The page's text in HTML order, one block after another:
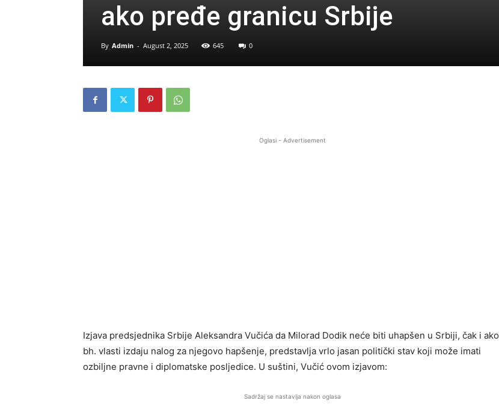
ako pređe granicu Srbije
By Admin - August 2, 2025 645 0
Oglasi - Advertisement
Izjava predsjednika Srbije Aleksandra Vučića da Milorad Dodik neće biti uhapšen u Srbiji, čak i ako
bh. vlasti izdaju nalog za njegovo hapšenje, predstavlja vrlo jasan politički stav koji može imati
ozbiljne pravne i diplomatske posljedice. U suštini, Vučić ovom izjavom:
Sadržaj se nastavlja nakon oglasa